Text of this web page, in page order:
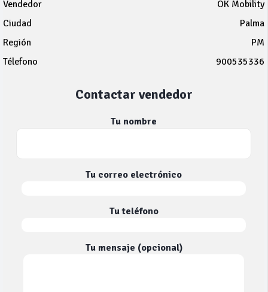
Vendedor
OK Mobility
Ciudad
Palma
Región
PM
Télefono
900535336
Contactar vendedor
Tu nombre
Tu correo electrónico
Tu teléfono
Tu mensaje (opcional)